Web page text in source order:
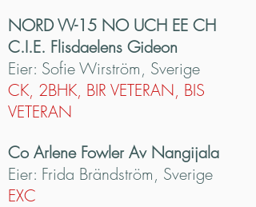
NORD VV-15 NO UCH EE CH
C.I.E. Flisdaelens Gideon
Eier: Sofie Wirström, Sverige
CK, 2BHK, BIR VETERAN, BIS
VETERAN
Co Arlene Fowler Av Nangijala
Eier: Frida Brändström, Sverige
EXC